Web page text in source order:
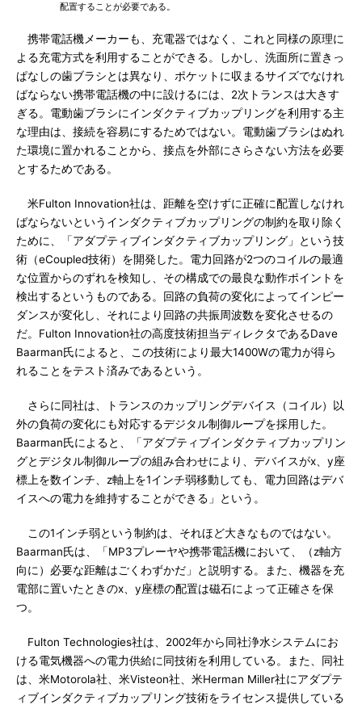
配置することが必要である。
携帯電話機メーカーも、充電器ではなく、これと同様の原理に
よる充電方式を利用することができる。しかし、洗面所に置きっ
ぱなしの歯ブラシとは異なり、ポケットに収まるサイズでなけれ
ばならない携帯電話機の中に設けるには、2次トランスは大きす
ぎる。電動歯ブラシにインダクティブカップリングを利用する主
な理由は、接続を容易にするためではない。電動歯ブラシはぬれ
た環境に置かれることから、接点を外部にさらさない方法を必要
とするためである。
米Fulton Innovation社は、距離を空けずに正確に配置しなけれ
ばならないというインダクティブカップリングの制約を取り除く
ために、「アダプティブインダクティブカップリング」という技
術（eCoupled技術）を開発した。電力回路が2つのコイルの最適
な位置からのずれを検知し、その構成での最良な動作ポイントを
検出するというものである。回路の負荷の変化によってインピー
ダンスが変化し、それにより回路の共振周波数を変化させるの
だ。Fulton Innovation社の高度技術担当ディレクタであるDave
Baarman氏によると、この技術により最大1400Wの電力が得ら
れることをテスト済みであるという。
さらに同社は、トランスのカップリングデバイス（コイル）以
外の負荷の変化にも対応するデジタル制御ループを採用した。
Baarman氏によると、「アダプティブインダクティブカップリン
グとデジタル制御ループの組み合わせにより、デバイスがx、y座
標上を数インチ、z軸上を1インチ弱移動しても、電力回路はデバ
イスへの電力を維持することができる」という。
この1インチ弱という制約は、それほど大きなものではない。
Baarman氏は、「MP3プレーヤや携帯電話機において、（z軸方
向に）必要な距離はごくわずかだ」と説明する。また、機器を充
電部に置いたときのx、y座標の配置は磁石によって正確さを保
つ。
Fulton Technologies社は、2002年から同社浄水システムにお
ける電気機器への電力供給に同技術を利用している。また、同社
は、米Motorola社、米Visteon社、米Herman Miller社にアダプテ
ィブインダクティブカップリング技術をライセンス提供している